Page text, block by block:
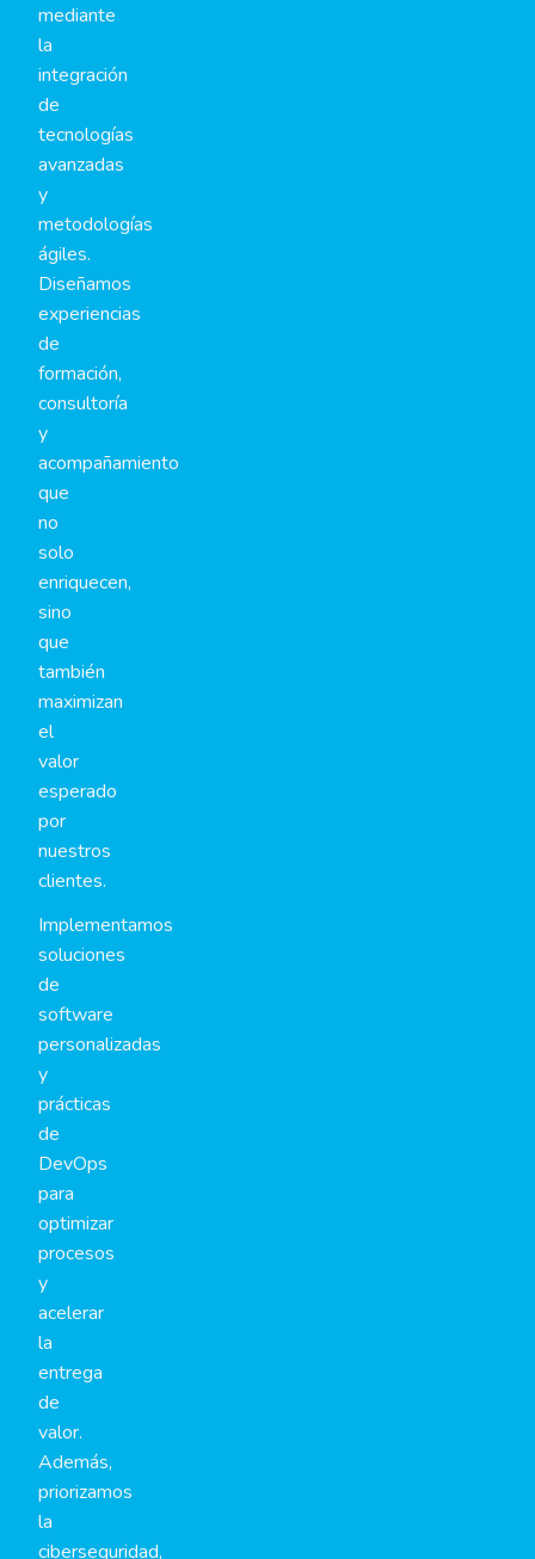
mediante
la
integración
de
tecnologías
avanzadas
y
metodologías
ágiles.
Diseñamos
experiencias
de
formación,
consultoría
y
acompañamiento
que
no
solo
enriquecen,
sino
que
también
maximizan
el
valor
esperado
por
nuestros
clientes.
Implementamos
soluciones
de
software
personalizadas
y
prácticas
de
DevOps
para
optimizar
procesos
y
acelerar
la
entrega
de
valor.
Además,
priorizamos
la
ciberseguridad,